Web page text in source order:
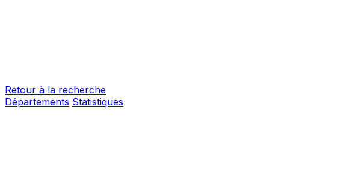
Retour à la recherche
Départements Statistiques